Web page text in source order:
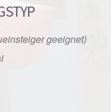
geeignet)